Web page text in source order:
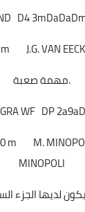
D4
J.G. VAN
مهمة صعبة.
WF DP
m
M.
MINOPOLI